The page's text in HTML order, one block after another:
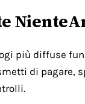
più diffuse
di pagare,